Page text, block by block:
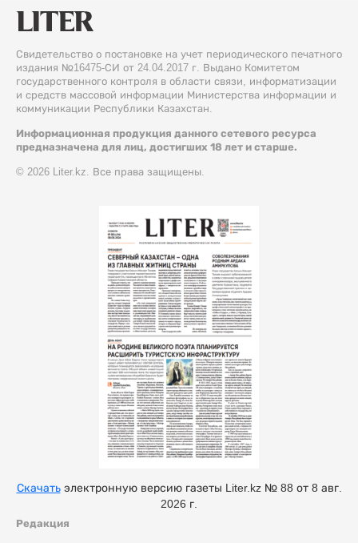
Свидетельство о постановке на учет периодического печатного
издания №16475-СИ от 24.04.2017 г. Выдано Комитетом
государственного контроля в области связи, информатизации
и средств массовой информации Министерства информации и
коммуникации Республики Казахстан.
Информационная продукция данного сетевого ресурса
предназначена для лиц, достигших 18 лет и старше.
© 2026 Liter.kz. Все права защищены.
Редакция
Скачатьэлектронную версию газеты Liter.kz № 88 от 8 авг.
2026 г.